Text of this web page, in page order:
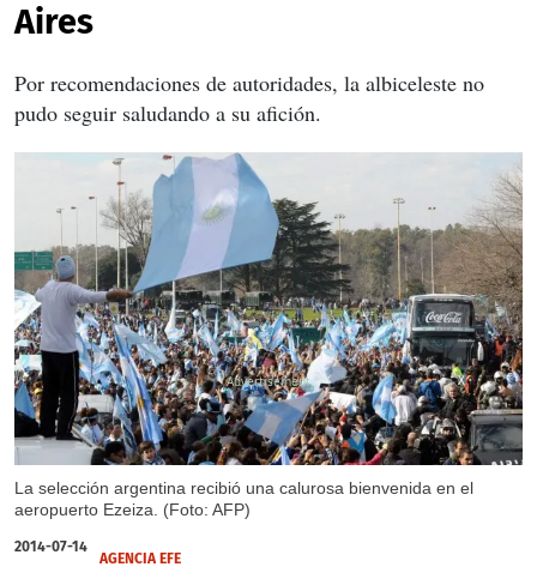
Aires
Por recomendaciones de autoridades, la albiceleste no
pudo seguir saludando a su afición.
La selección argentina recibió una calurosa bienvenida en el
aeropuerto Ezeiza. (Foto: AFP)
X
2014-07-14
AGENCIA EFE